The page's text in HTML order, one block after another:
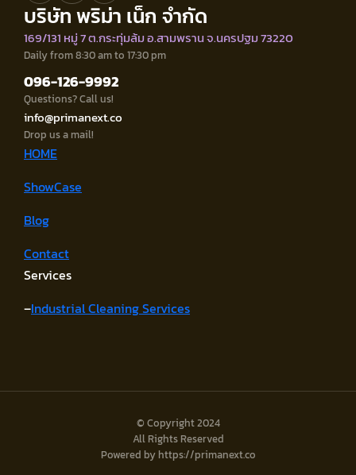
บริษัท พริม่า เน็ก จำกัด
169/131 หมู่ 7 ต.กระทุ่มล้ม อ.สามพราน จ.นครปฐม 73220
Daily from 8:30 am to 17:30 pm
096-126-9992
Questions? Call us!
info@primanext.co
Drop us a mail!
HOME
ShowCase
Blog
Contact
Services
–Industrial Cleaning Services
© Copyright 2024
All Rights Reserved
Powered by https://primanext.co